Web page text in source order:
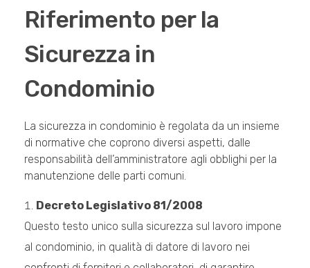
Riferimento per la
Sicurezza in
Condominio
La sicurezza in condominio è regolata da un insieme
di normative che coprono diversi aspetti, dalle
responsabilità dell’amministratore agli obblighi per la
manutenzione delle parti comuni.
Decreto Legislativo 81/2008
Questo testo unico sulla sicurezza sul lavoro impone
al condominio, in qualità di datore di lavoro nei